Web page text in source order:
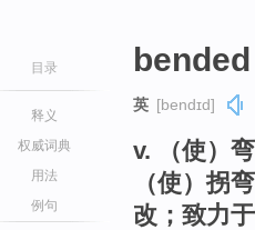
目录
释义
权威词典
用法
例句
bended
英 [bendɪd]
v. （使）
（使）拐
改；致力